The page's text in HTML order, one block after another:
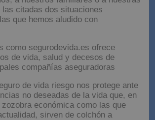
las citadas dos situaciones
que hemos aludido con
como segurodevida.es ofrece
de vida, salud y decesos de
compañías aseguradoras
de vida riesgo nos protege ante
no deseadas de la vida que, en
económica como las que
sirven de colchón a